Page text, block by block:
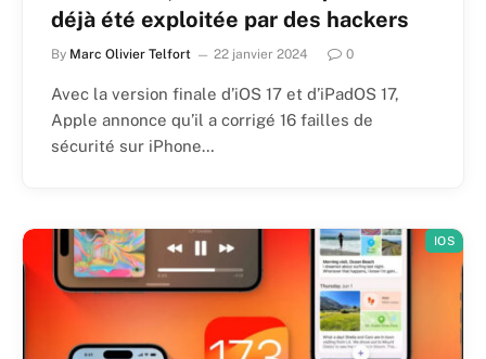
déjà été exploitée par des hackers
By Marc Olivier Telfort 22 janvier 2024 0
Avec la version finale d’iOS 17 et d’iPadOS 17,
Apple annonce qu’il a corrigé 16 failles de
sécurité sur iPhone…
IOS